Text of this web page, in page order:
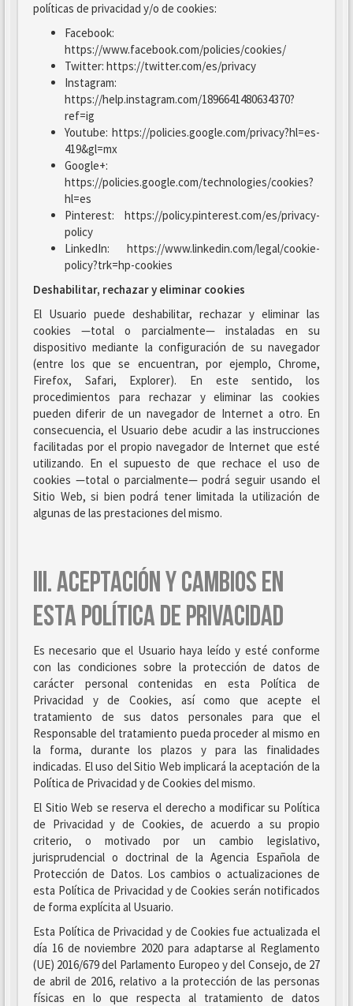
políticas de privacidad y/o de cookies:
Facebook:
https://www.facebook.com/policies/cookies/
Twitter: https://twitter.com/es/privacy
Instagram:
https://help.instagram.com/1896641480634370?
ref=ig
Youtube: https://policies.google.com/privacy?hl=es-
419&gl=mx
Google+:
https://policies.google.com/technologies/cookies?
hl=es
Pinterest: https://policy.pinterest.com/es/privacy-
policy
LinkedIn: https://www.linkedin.com/legal/cookie-
policy?trk=hp-cookies
Deshabilitar, rechazar y eliminar cookies
El Usuario puede deshabilitar, rechazar y eliminar las
cookies —total o parcialmente— instaladas en su
dispositivo mediante la configuración de su navegador
(entre los que se encuentran, por ejemplo, Chrome,
Firefox, Safari, Explorer). En este sentido, los
procedimientos para rechazar y eliminar las cookies
pueden diferir de un navegador de Internet a otro. En
consecuencia, el Usuario debe acudir a las instrucciones
facilitadas por el propio navegador de Internet que esté
utilizando. En el supuesto de que rechace el uso de
cookies —total o parcialmente— podrá seguir usando el
Sitio Web, si bien podrá tener limitada la utilización de
algunas de las prestaciones del mismo.
III. ACEPTACIÓN Y CAMBIOS EN
ESTA POLÍTICA DE PRIVACIDAD
Es necesario que el Usuario haya leído y esté conforme
con las condiciones sobre la protección de datos de
carácter personal contenidas en esta Política de
Privacidad y de Cookies, así como que acepte el
tratamiento de sus datos personales para que el
Responsable del tratamiento pueda proceder al mismo en
la forma, durante los plazos y para las finalidades
indicadas. El uso del Sitio Web implicará la aceptación de la
Política de Privacidad y de Cookies del mismo.
El Sitio Web se reserva el derecho a modificar su Política
de Privacidad y de Cookies, de acuerdo a su propio
criterio, o motivado por un cambio legislativo,
jurisprudencial o doctrinal de la Agencia Española de
Protección de Datos. Los cambios o actualizaciones de
esta Política de Privacidad y de Cookies serán notificados
de forma explícita al Usuario.
Esta Política de Privacidad y de Cookies fue actualizada el
día 16 de noviembre 2020 para adaptarse al Reglamento
(UE) 2016/679 del Parlamento Europeo y del Consejo, de 27
de abril de 2016, relativo a la protección de las personas
físicas en lo que respecta al tratamiento de datos